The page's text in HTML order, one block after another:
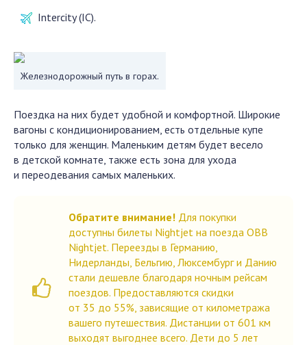
Intercity (IC).
Железнодорожный путь в горах.
Поездка на них будет удобной и комфортной. Широкие
вагоны с кондиционированием, есть отдельные купе
только для женщин. Маленьким детям будет весело
в детской комнате, также есть зона для ухода
и переодевания самых маленьких.
Обратите внимание! Для покупки
доступны билеты Nightjet на поезда ОВВ
Nightjet. Переезды в Германию,
Нидерланды, Бельгию, Люксембург и Данию
стали дешевле благодаря ночным рейсам
поездов. Предоставляются скидки
от 35 до 55%, зависящие от километража
вашего путешествия. Дистанции от 601 км
выходят выгоднее всего. Дети до 5 лет